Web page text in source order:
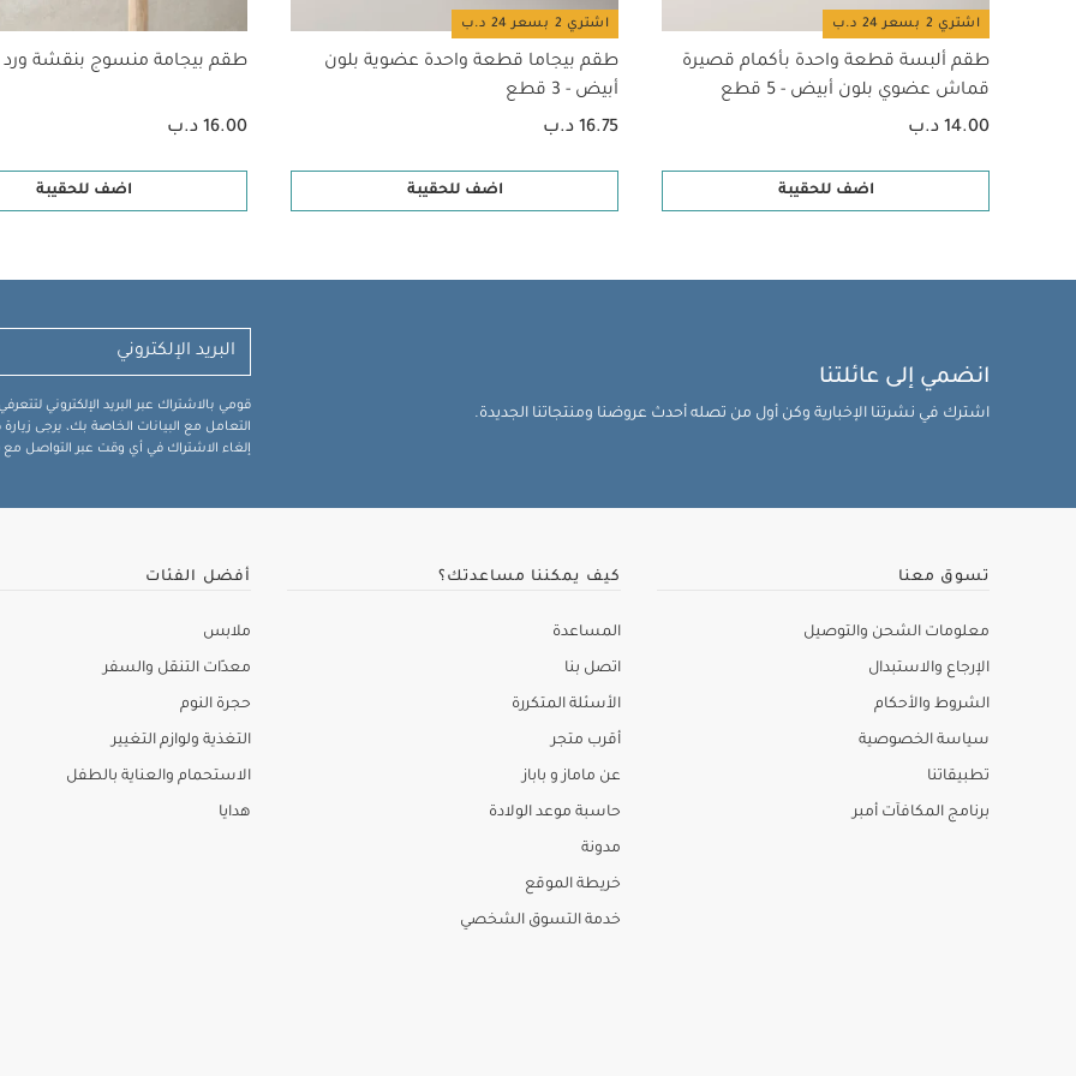
اشتري 2 بسعر 24 د.ب
طقم ألبسة قطعة واحدة بأكمام قصيرة
قماش عضوي بلون أبيض - 5 قطع
14.00 د.ب
اضف للحقيبة
اشتري 2 بسعر 24 د.ب
طقم بيجاما قطعة واحدة عضوية بلون
أبيض - 3 قطع
16.75 د.ب
اضف للحقيبة
طقم بيجامة منسوج بنقشة ورد
16.00 د.ب
اضف للحقيبة
انضمي إلى عائلتنا
اشترك في نشرتنا الإخبارية وكن أول من تصله أحدث عروضنا ومنتجاتنا الجديدة.
قومي بالاشتراك عبر البريد الإلكتروني
التعامل مع البيانات الخاصة بك، يرجى
إلغاء الاشتراك في أي وقت عبر التواصل مع
تسوق معنا
معلومات الشحن والتوصيل
الإرجاع والاستبدال
الشروط والأحكام
سياسة الخصوصية
تطبيقاتنا
برنامج المكافآت أمبر
كيف يمكننا مساعدتك؟
المساعدة
اتصل بنا
الأسئلة المتكررة
أقرب متجر
عن ماماز و باباز
حاسبة موعد الولادة
مدونة
خريطة الموقع
خدمة التسوق الشخصي
أفضل الفئات
ملابس
معدّات التنقل والسفر
حجرة النوم
التغذية ولوازم التغيير
الاستحمام والعناية بالطفل
هدايا